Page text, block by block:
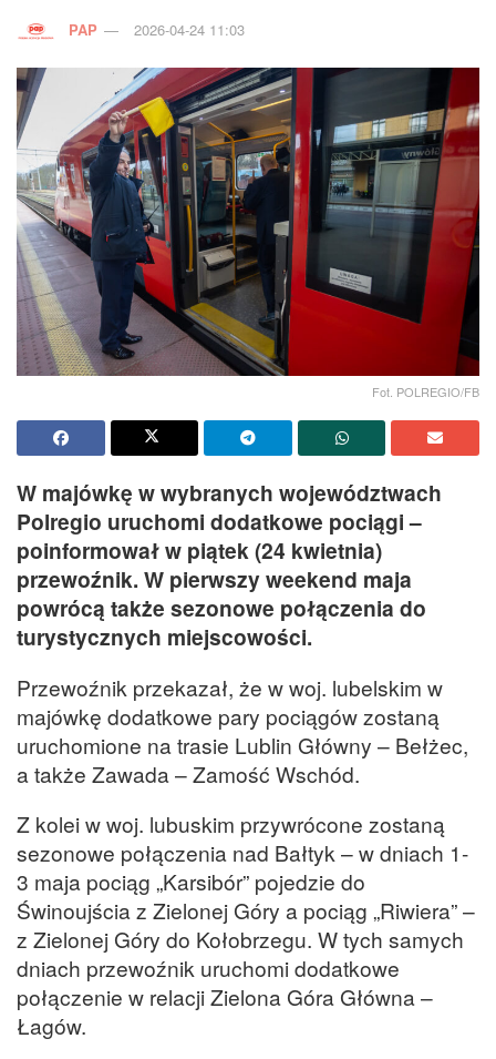
PAP 2026-04-24 11:03
Fot. POLREGIO/FB
W majówkę w wybranych województwach
Polregio uruchomi dodatkowe pociągi –
poinformował w piątek (24 kwietnia)
przewoźnik. W pierwszy weekend maja
powrócą także sezonowe połączenia do
turystycznych miejscowości.
Przewoźnik przekazał, że w woj. lubelskim w
majówkę dodatkowe pary pociągów zostaną
uruchomione na trasie Lublin Główny – Bełżec,
a także Zawada – Zamość Wschód.
Z kolei w woj. lubuskim przywrócone zostaną
sezonowe połączenia nad Bałtyk – w dniach 1-
3 maja pociąg „Karsibór” pojedzie do
Świnoujścia z Zielonej Góry a pociąg „Riwiera” –
z Zielonej Góry do Kołobrzegu. W tych samych
dniach przewoźnik uruchomi dodatkowe
połączenie w relacji Zielona Góra Główna –
Łagów.